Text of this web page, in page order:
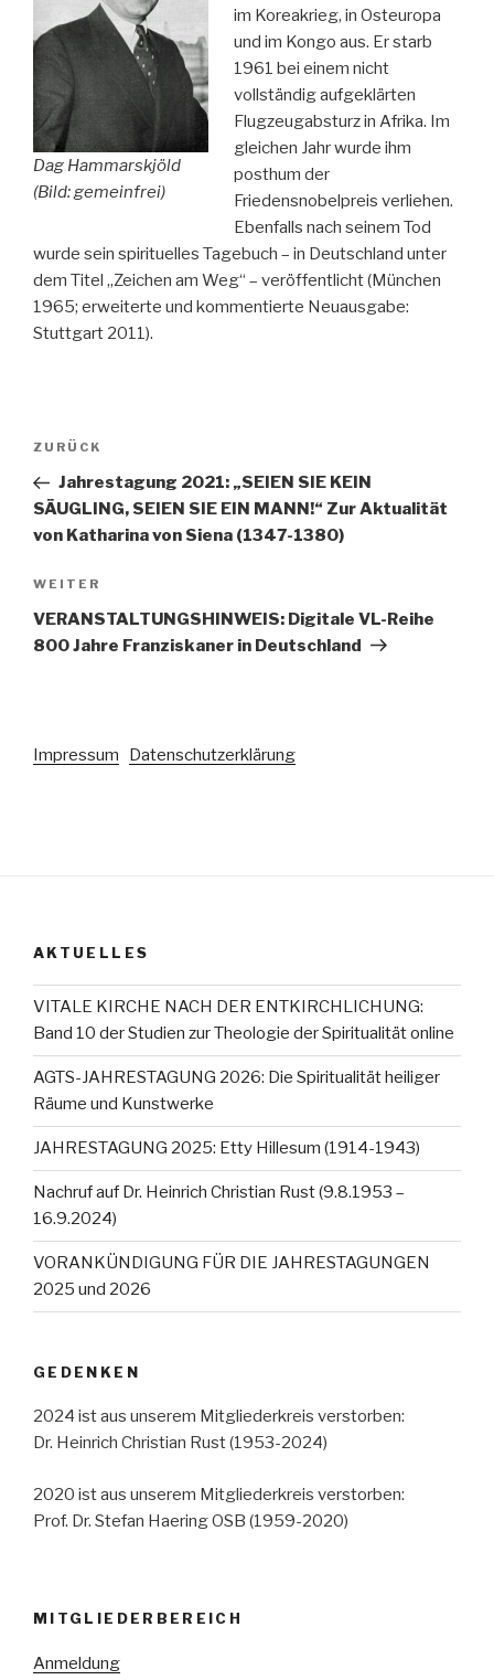
Dag Hammarskjöld
(Bild: gemeinfrei)
im Koreakrieg, in Osteuropa
und im Kongo aus. Er starb
1961 bei einem nicht
vollständig aufgeklärten
Flugzeugabsturz in Afrika. Im
gleichen Jahr wurde ihm
posthum der
Friedensnobelpreis verliehen.
Ebenfalls nach seinem Tod
wurde sein spirituelles Tagebuch – in Deutschland unter
dem Titel „Zeichen am Weg“ – veröffentlicht (München
1965; erweiterte und kommentierte Neuausgabe:
Stuttgart 2011).
Beitragsnavigation
Vorheriger
Beitrag
ZURÜCK
Jahrestagung 2021: „SEIEN SIE KEIN
SÄUGLING, SEIEN SIE EIN MANN!“ Zur Aktualität
von Katharina von Siena (1347-1380)
Nächster
Beitrag
WEITER
VERANSTALTUNGSHINWEIS: Digitale VL-Reihe
800 Jahre Franziskaner in Deutschland
Impressum Datenschutzerklärung
AKTUELLES
VITALE KIRCHE NACH DER ENTKIRCHLICHUNG:
Band 10 der Studien zur Theologie der Spiritualität online
AGTS-JAHRESTAGUNG 2026: Die Spiritualität heiliger
Räume und Kunstwerke
JAHRESTAGUNG 2025: Etty Hillesum (1914-1943)
Nachruf auf Dr. Heinrich Christian Rust (9.8.1953 –
16.9.2024)
VORANKÜNDIGUNG FÜR DIE JAHRESTAGUNGEN
2025 und 2026
GEDENKEN
2024 ist aus unserem Mitgliederkreis verstorben:
Dr. Heinrich Christian Rust (1953-2024)
2020 ist aus unserem Mitgliederkreis verstorben:
Prof. Dr. Stefan Haering OSB (1959-2020)
MITGLIEDERBEREICH
Anmeldung